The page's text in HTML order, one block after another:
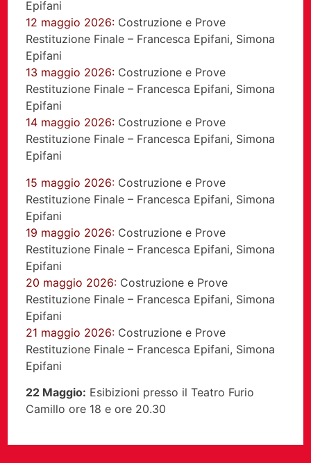
Epifani
12 maggio 2026: Costruzione e Prove
Restituzione Finale – Francesca Epifani, Simona
Epifani
13 maggio 2026: Costruzione e Prove
Restituzione Finale – Francesca Epifani, Simona
Epifani
14 maggio 2026: Costruzione e Prove
Restituzione Finale – Francesca Epifani, Simona
Epifani
15 maggio 2026: Costruzione e Prove
Restituzione Finale – Francesca Epifani, Simona
Epifani
19 maggio 2026: Costruzione e Prove
Restituzione Finale – Francesca Epifani, Simona
Epifani
20 maggio 2026: Costruzione e Prove
Restituzione Finale – Francesca Epifani, Simona
Epifani
21 maggio 2026: Costruzione e Prove
Restituzione Finale – Francesca Epifani, Simona
Epifani
22 Maggio: Esibizioni presso il Teatro Furio
Camillo ore 18 e ore 20.30